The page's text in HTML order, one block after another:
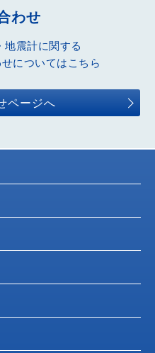
わせ
地震計に関する
についてはこちら
ページへ